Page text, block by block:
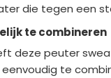
die tegen een
te combineren
deze peuter
te